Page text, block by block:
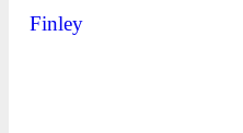
Finley